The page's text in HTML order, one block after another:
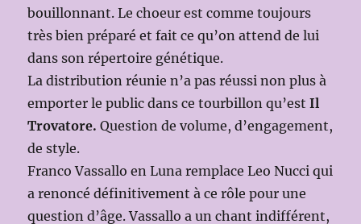
bouillonnant. Le choeur est comme toujours
très bien préparé et fait ce qu’on attend de lui
dans son répertoire génétique.
La distribution réunie n’a pas réussi non plus à
emporter le public dans ce tourbillon qu’estIl
Trovatore.Question de volume, d’engagement,
de style.
Franco Vassallo en Luna remplace Leo Nucci qui
a renoncé définitivement à ce rôle pour une
question d’âge. Vassallo a un chant indifférent,